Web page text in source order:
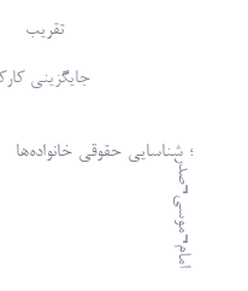
جایگزینی
؛ شناسایی حقوقی خانواده‌ها
تقریب
امام¬موسی¬صدر